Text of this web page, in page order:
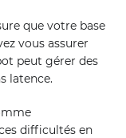
que votre base
vous assurer
peut gérer des
latence.
difficultés en